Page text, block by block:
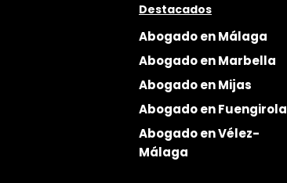
Destacados
Abogado en Málaga
Abogado en Marbella
Abogado en Mijas
Abogado en Fuengirola
Abogado en Vélez-
Málaga